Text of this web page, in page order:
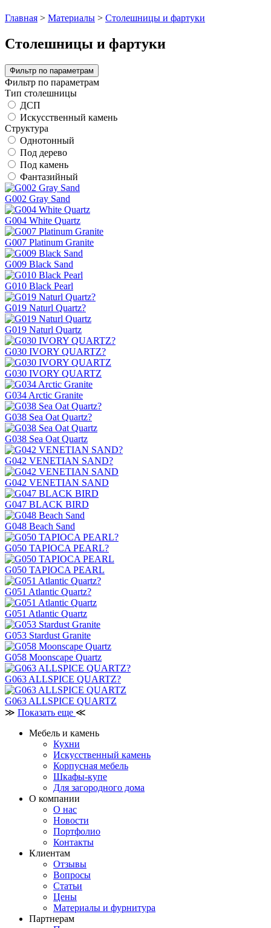
Главная > Материалы > Столешницы и фартуки
Столешницы и фартуки
Фильтр по параметрам
Фильтр по параметрам
Тип столешницы
ДСП
Искусственный камень
Структура
Однотонный
Под дерево
Под камень
Фантазийный
G002 Gray Sand
G004 White Quartz
G007 Platinum Granite
G009 Black Sand
G010 Black Pearl
G019 Naturl Quartz?
G019 Naturl Quartz
G030 IVORY QUARTZ?
G030 IVORY QUARTZ
G034 Arctic Granite
G038 Sea Oat Quartz?
G038 Sea Oat Quartz
G042 VENETIAN SAND?
G042 VENETIAN SAND
G047 BLACK BIRD
G048 Beach Sand
G050 TAPIOCA PEARL?
G050 TAPIOCA PEARL
G051 Atlantic Quartz?
G051 Atlantic Quartz
G053 Stardust Granite
G058 Moonscape Quartz
G063 ALLSPICE QUARTZ?
G063 ALLSPICE QUARTZ
≫ Показать еще ≪
Мебель и камень
Кухни
Искусственный камень
Корпусная мебель
Шкафы-купе
Для загородного дома
О компании
О нас
Новости
Портфолио
Контакты
Клиентам
Отзывы
Вопросы
Статьи
Цены
Материалы и фурнитура
Партнерам